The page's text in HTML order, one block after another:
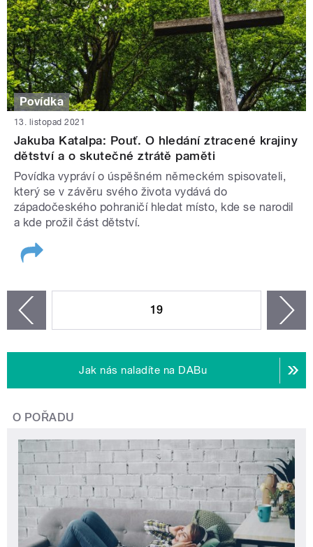
Povídka
13. listopad 2021
Jakuba Katalpa: Pouť. O hledání ztracené krajiny
dětství a o skutečné ztrátě paměti
Povídka vypráví o úspěšném německém spisovateli,
který se v závěru svého života vydává do
západočeského pohraničí hledat místo, kde se narodil
a kde prožil část dětství.
19
Jak nás naladíte na DABu
O POŘADU